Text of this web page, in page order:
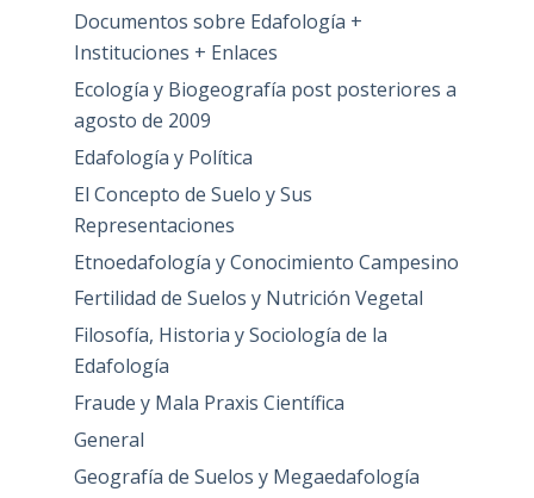
Documentos sobre Edafología +
Instituciones + Enlaces
Ecología y Biogeografía post posteriores a
agosto de 2009
Edafología y Política
El Concepto de Suelo y Sus
Representaciones
Etnoedafología y Conocimiento Campesino
Fertilidad de Suelos y Nutrición Vegetal
Filosofía, Historia y Sociología de la
Edafología
Fraude y Mala Praxis Científica
General
Geografía de Suelos y Megaedafología